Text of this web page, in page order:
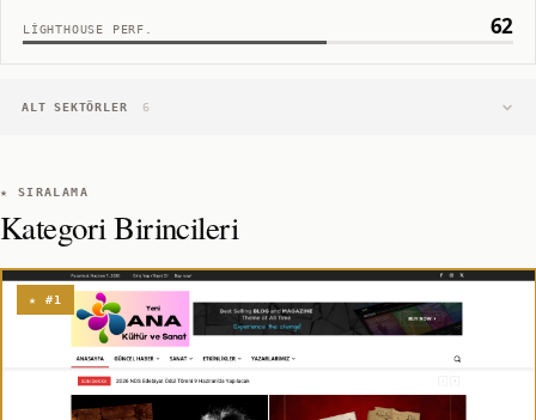
LIGHTHOUSE PERF. 62
ALT SEKTÖRLER 6
★ SIRALAMA
Kategori Birincileri
★ #1